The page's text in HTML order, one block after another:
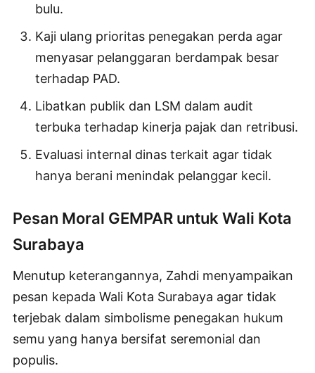
bulu.
Kaji ulang prioritas penegakan perda agar
menyasar pelanggaran berdampak besar
terhadap PAD.
Libatkan publik dan LSM dalam audit
terbuka terhadap kinerja pajak dan retribusi.
Evaluasi internal dinas terkait agar tidak
hanya berani menindak pelanggar kecil.
Pesan Moral GEMPAR untuk Wali Kota
Surabaya
Menutup keterangannya, Zahdi menyampaikan
pesan kepada Wali Kota Surabaya agar tidak
terjebak dalam simbolisme penegakan hukum
semu yang hanya bersifat seremonial dan
populis.